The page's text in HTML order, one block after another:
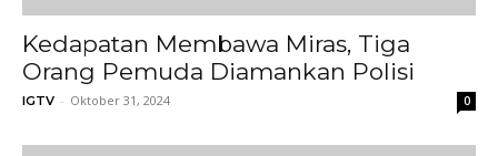
Kedapatan Membawa Miras, Tiga
Orang Pemuda Diamankan Polisi
IGTV - Oktober 31, 2024 0